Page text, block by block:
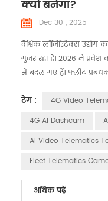
क्यों बनेगा?
Dec 30 , 2025
वैश्विक लॉजिस्टिक्स उद्योग
गुजर रहा है। 2026 में
से बदल गए हैं। फ्लीट
वास्तविक समय में सड़क को
मांग करते हैं। परंपरागत
टैग : 4G Video
4G AI Dashcam
AI Video Telematics
Fleet Telematics
अधिक पढ़ें